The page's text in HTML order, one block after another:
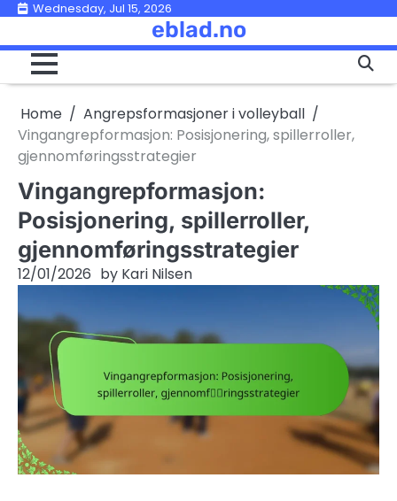
Skip
content
Wednesday, Jul 15, 2026
eblad.no
Home
Angrepsformasjoner i volleyball
Vingangrepformasjon: Posisjonering, spillerroller,
gjennomføringsstrategier
Vingangrepformasjon:
Posisjonering, spillerroller,
gjennomføringsstrategier
12/01/2026 by Kari Nilsen